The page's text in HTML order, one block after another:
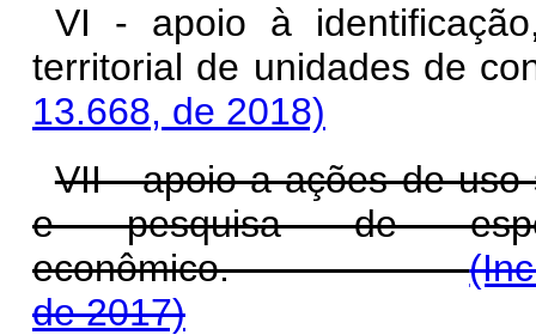
VI - apoio à
territorial de unidades de
13.668, de 2018)
VII - apoio a ações de uso
e pesquisa de
econômico.
de 2017)